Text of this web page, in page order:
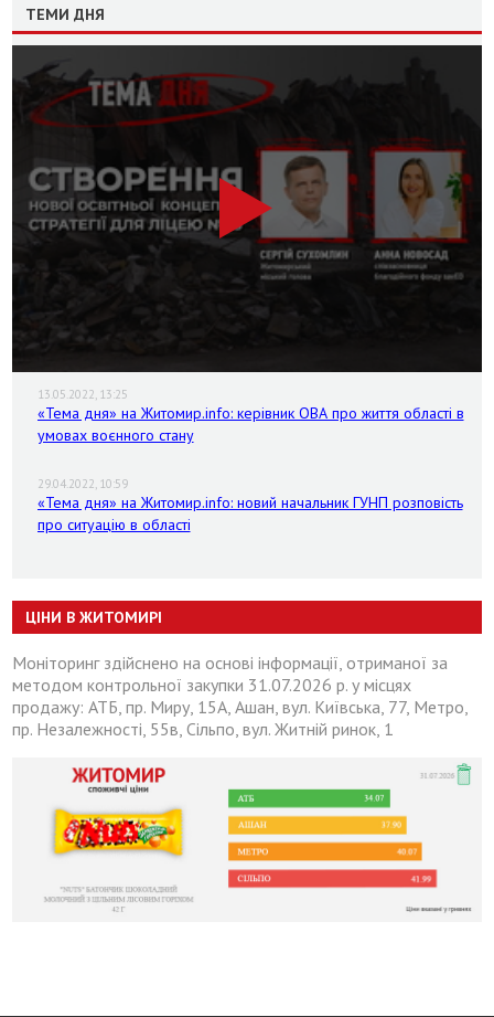
ТЕМИ ДНЯ
13.05.2022, 13:25
«Тема дня» на Житомир.info: керівник ОВА про життя області в
умовах воєнного стану
29.04.2022, 10:59
«Тема дня» на Житомир.info: новий начальник ГУНП розповість
про ситуацію в області
ЦІНИ В ЖИТОМИРІ
Моніторинг здійснено на основі інформації, отриманої за
методом контрольної закупки 31.07.2026 р. у місцях
продажу: АТБ, пр. Миру, 15А, Ашан, вул. Київська, 77, Метро,
пр. Незалежності, 55в, Сільпо, вул. Житній ринок, 1